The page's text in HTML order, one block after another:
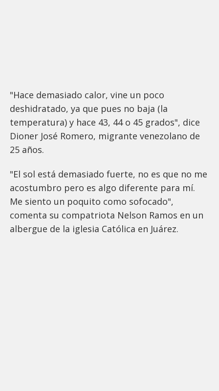
"Hace demasiado calor, vine un poco
deshidratado, ya que pues no baja (la
temperatura) y hace 43, 44 o 45 grados", dice
Dioner José Romero, migrante venezolano de
25 años.
"El sol está demasiado fuerte, no es que no me
acostumbro pero es algo diferente para mí.
Me siento un poquito como sofocado",
comenta su compatriota Nelson Ramos en un
albergue de la iglesia Católica en Juárez.